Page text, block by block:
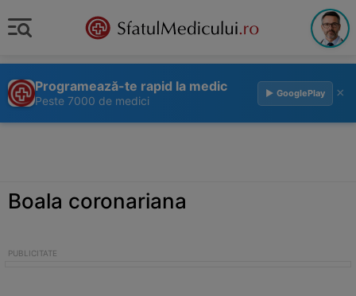
Programează-te rapid la medic
Peste 7000 de medici
▶ GooglePlay ×
Boala coronariana